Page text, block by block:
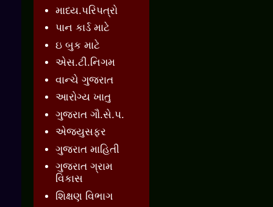
માધ્ય.પરિપત્રો
પાન કાર્ડ માટે
ઇ બુક માટે
એસ.ટી.નિગમ
વાન્ચે ગુજરાત
આરોગ્ય ખાતુ
ગુજરાત ગૌ.સે.પ.
એજ્યુસફર
ગુજરાત માહિતી
ગુજરાત ગ્રામ
વિકાસ
શિક્ષણ વિભાગ